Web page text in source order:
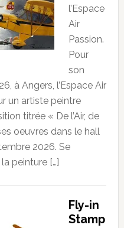
l’Espace
Air
Passion.
Pour
son
à Angers, l’Espace Air
un artiste peintre
titrée « De l’Air, de
oeuvres dans le hall
2026. Se
peinture […]
Fly-in
Stamp